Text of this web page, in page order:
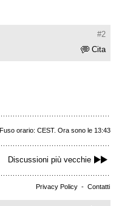
#2
Cita
Fuso orario: CEST. Ora sono le 13:43
Discussioni più vecchie
Privacy Policy - Contatti